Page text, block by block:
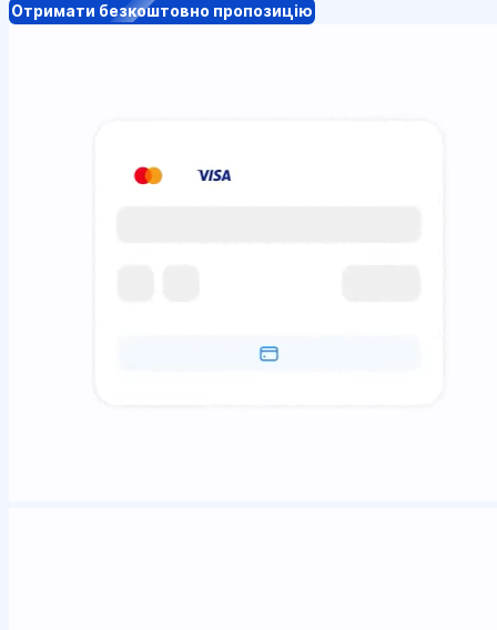
Отримати безкоштовно пропозицію